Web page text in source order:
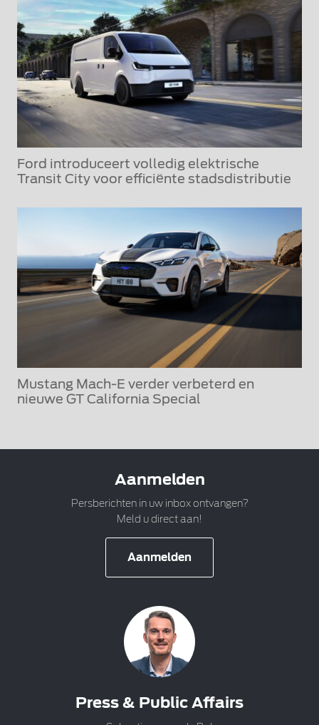
Ford introduceert volledig elektrische
Transit City voor efficiënte stadsdistributie
Mustang Mach-E verder verbeterd en
nieuwe GT California Special
Aanmelden
Persberichten in uw inbox ontvangen?
Meld u direct aan!
Aanmelden
Press & Public Affairs